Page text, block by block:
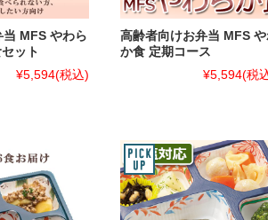
MFS やわら
ット
¥5,594(税込)
高齢者向けお弁当 MFS や
か食 定期コース
¥5,594(税